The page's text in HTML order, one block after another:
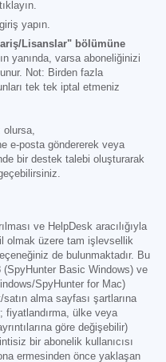
yapın.
Lisanslar" bölümüne
yanında, varsa aboneliğinizi
Not: Birden fazla
tek tek iptal etmeniz
olursa,
e-posta göndererek veya
bir destek talebi oluşturarak
ve HelpDesk aracılığıyla
olmak üzere tam işlevsellik
de bulunmaktadır. Bu
(SpyHunter Basic Windows) ve
SpyHunter for Mac)
alma sayfası şartlarına
fiyatlandırma, ülke veya
göre değişebilir)
bir abonelik kullanıcısı
ermesinden önce yaklaşan